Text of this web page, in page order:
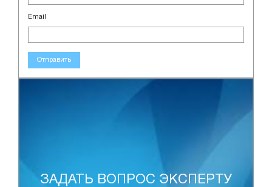
Email
Отправить
ЗАДАТЬ ВОПРОС ЭКСПЕРТУ